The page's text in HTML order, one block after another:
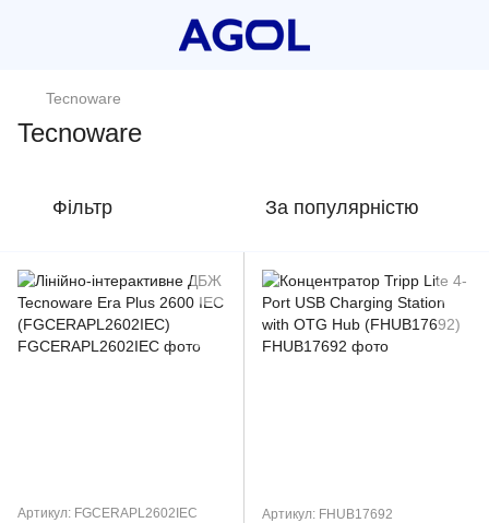
Tecnoware
Tecnoware
Фільтр За популярністю
Артикул: FGCERAPL2602IEC Артикул: FHUB17692